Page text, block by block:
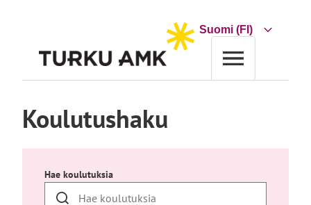
Choose
Koulutushaku
Hae koulutuksia